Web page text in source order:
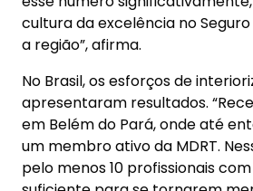
Felipe também destaca que, ao
presidência latino-americana, o
sendo prioridade estratégica.
conhecer o mercado de perto
com as MDRT Companies e os
permitirá promover ainda mais
medida, inspiradas nas
internacionais”, afirma. “Vamos
conteúdo, novas ideias e um